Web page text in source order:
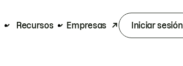
Recursos Empresas Iniciar sesión